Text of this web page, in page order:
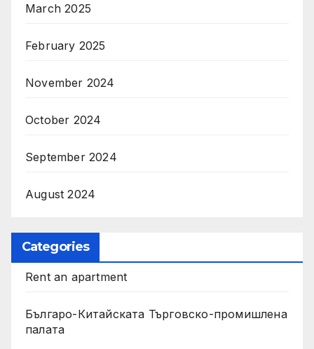
March 2025
February 2025
November 2024
October 2024
September 2024
August 2024
Categories
Rent an apartment
Българо-Китайската Търговско-промишлена
палата